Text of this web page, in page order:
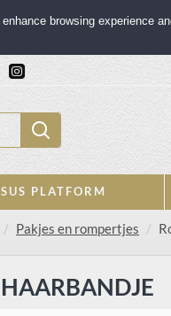
PLATFORM
Pakjes en rompertjes
browsing experience